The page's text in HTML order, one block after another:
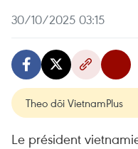
30/10/2025 03:15
Theo dõi VietnamPlus
Le président